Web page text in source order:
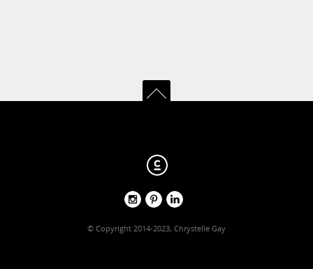
© Copyright 2014-2023, Chrystelle Gay